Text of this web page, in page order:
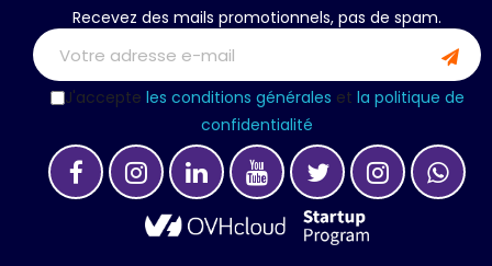
Recevez des mails promotionnels, pas de spam.
J'accepte les conditions générales et la politique de
confidentialité